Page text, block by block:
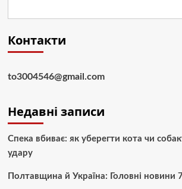
Контакти
to3004546@gmail.com
Недавні записи
Спека вбиває: як уберегти кота чи
удару
Полтавщина й Україна: Головні новини